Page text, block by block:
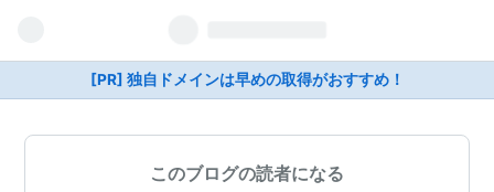
[PR] 独自ドメインは早めの取得がおすすめ！
このブログの読者になる